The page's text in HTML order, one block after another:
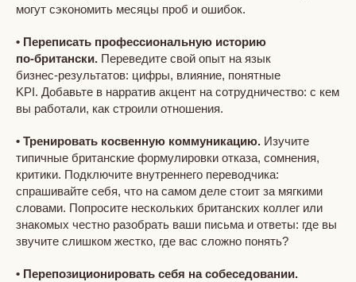
могут сэкономить месяцы проб и ошибок.
• Переписать профессиональную историю
по‑британски. Переведите свой опыт на язык
бизнес‑результатов: цифры, влияние, понятные
KPI. Добавьте в нарратив акцент на сотрудничество: с кем
вы работали, как строили отношения.
• Тренировать косвенную коммуникацию. Изучите
типичные британские формулировки отказа, сомнения,
критики. Подключите внутреннего переводчика:
спрашивайте себя, что на самом деле стоит за мягкими
словами. Попросите нескольких британских коллег или
знакомых честно разобрать ваши письма и ответы: где вы
звучите слишком жестко, где вас сложно понять?
• Перепозиционировать себя на собеседовании.